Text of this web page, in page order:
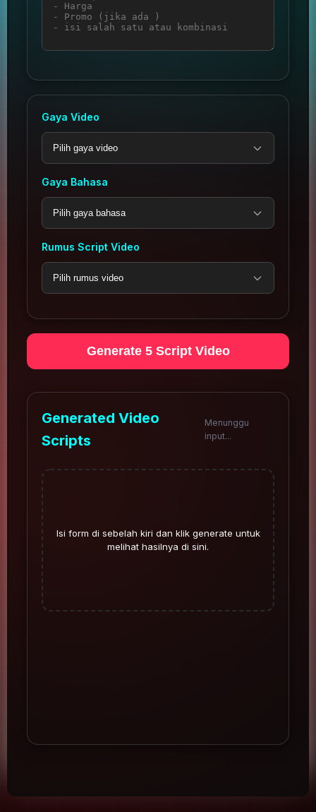
Gaya Video
Gaya Bahasa
Rumus Script Video
Generate 5 Script Video
Generated Video
Scripts
Menunggu
input...
Isi form di sebelah kiri dan klik generate untuk
melihat hasilnya di sini.